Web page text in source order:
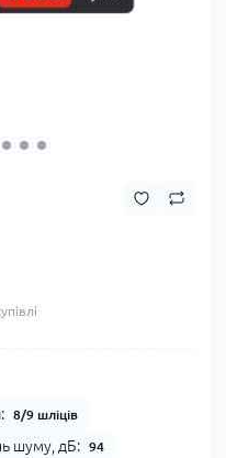
8/9 шліців
шуму, дБ: 94